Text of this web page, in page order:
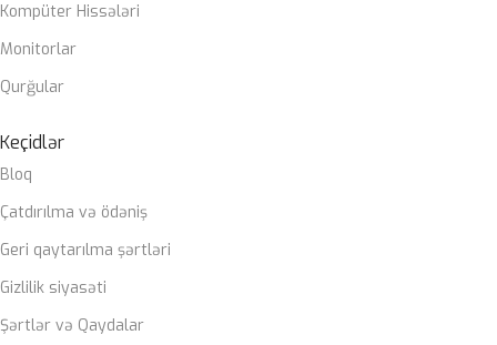
Kompüter Hissələri
Monitorlar
Qurğular
Keçidlər
Bloq
Çatdırılma və ödəniş
Geri qaytarılma şərtləri
Gizlilik siyasəti
Şərtlər və Qaydalar